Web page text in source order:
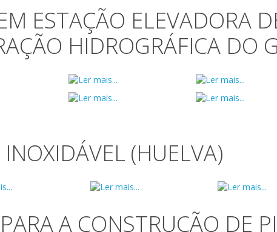
ESTAÇÃO ELEVADORA
HIDROGRÁFICA DO
(HUELVA)
A CONSTRUÇÃO DE